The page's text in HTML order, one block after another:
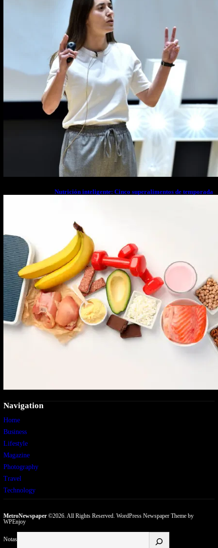
Nutrición inteligente: Cinco superalimentos de temporada
Navigation
Home
Business
Lifestyle
Magazine
Photography
Travel
Technology
MetroNewspaper©2026. All Rights Reserved. WordPress Newspaper Themeby
WPEnjoy
Notas